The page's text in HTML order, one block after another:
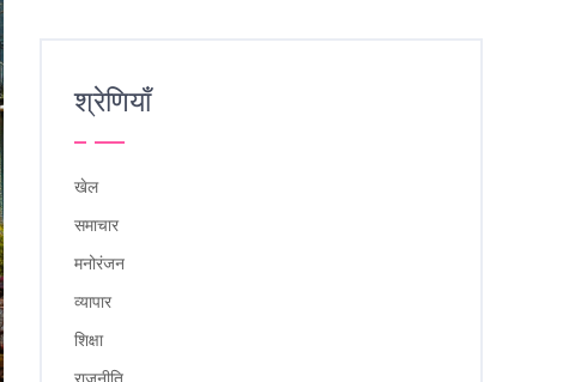
श्रेणियाँ
खेल
समाचार
मनोरंजन
व्यापार
शिक्षा